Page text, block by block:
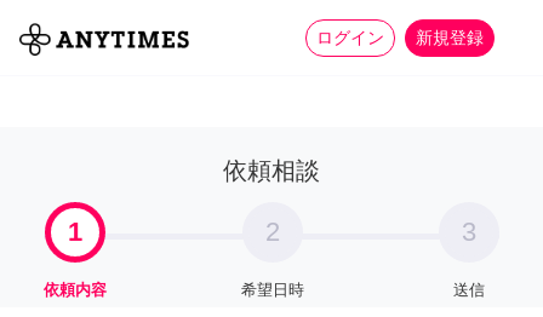
ログイン 新規登録
全て 家事 more_horiz
依頼相談
1
依頼内容
2
希望日時
3
送信